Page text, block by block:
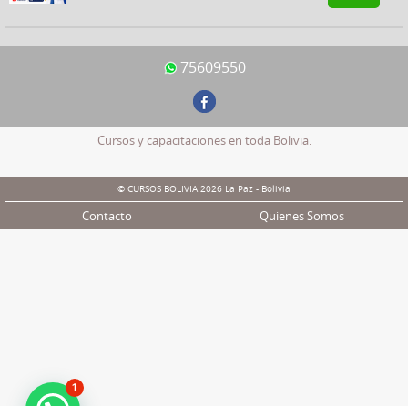
75609550
Cursos y capacitaciones en toda Bolivia.
© CURSOS BOLIVIA 2026 La Paz - Bolivia
Contacto Quienes Somos
1